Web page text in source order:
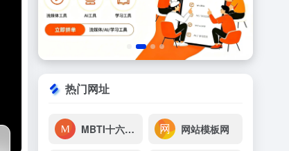
热门网址
MBTI十六型人格测试 网站模板网